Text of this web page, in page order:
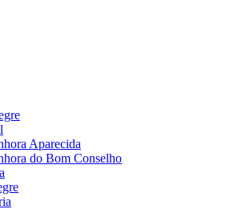
Aparecida
do Bom Conselho